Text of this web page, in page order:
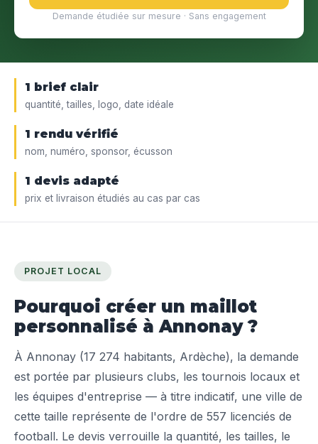
Demande étudiée sur mesure · Sans engagement
1 brief clair
quantité, tailles, logo, date idéale
1 rendu vérifié
nom, numéro, sponsor, écusson
1 devis adapté
prix et livraison étudiés au cas par cas
PROJET LOCAL
Pourquoi créer un maillot
personnalisé à Annonay ?
À Annonay (17 274 habitants, Ardèche), la demande
est portée par plusieurs clubs, les tournois locaux et
les équipes d'entreprise — à titre indicatif, une ville de
cette taille représente de l'ordre de 557 licenciés de
football. Le devis verrouille la quantité, les tailles, le